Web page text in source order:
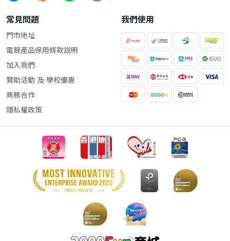
常見問題
門市地址
電競產品保用條款說明
加入我們
贊助活動 及 學校優惠
商務合作
隱私權政策
我們使用